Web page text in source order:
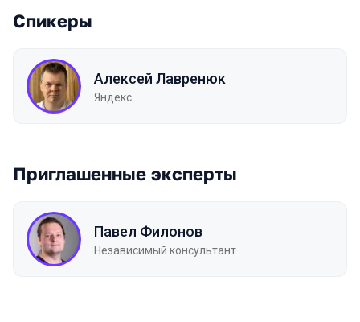
Спикеры
Алексей Лавренюк
Яндекс
Приглашенные эксперты
Павел Филонов
Независимый консультант